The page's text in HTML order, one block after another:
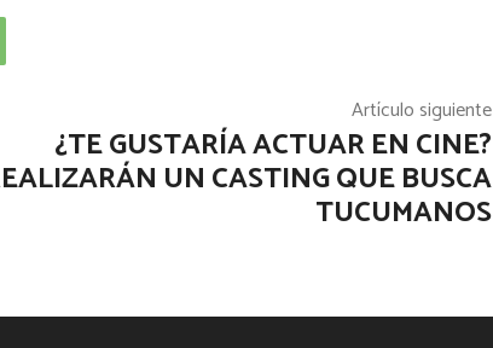
Artículo siguiente
¿TE GUSTARÍA ACTUAR EN CINE?
UN CASTING QUE BUSCA
TUCUMANOS